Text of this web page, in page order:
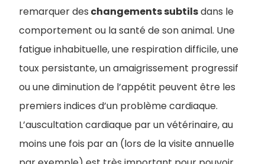
remarquer des changements subtilsdans le
comportement ou la santé de son animal. Une
fatigue inhabituelle, une respiration difficile, une
toux persistante, un amaigrissement progressif
ou une diminution de l’appétit peuvent être les
premiers indices d’un problème cardiaque.
L’auscultation cardiaque par un vétérinaire, au
moins une fois par an (lors de la visite annuelle